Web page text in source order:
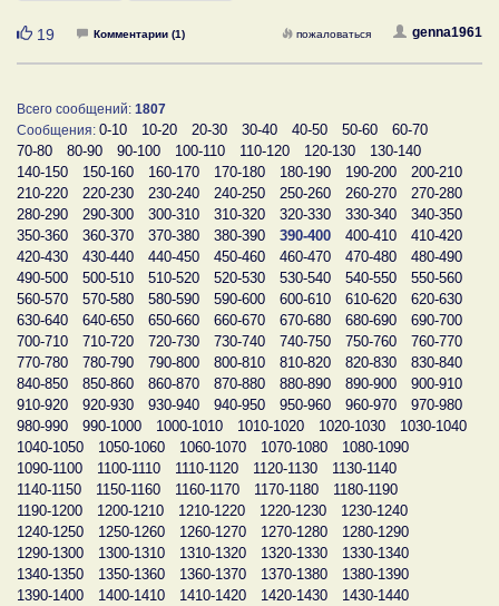
Нравится
19 Комментарии (1) genna1961
пожаловаться
Всего сообщений: 1807
Сообщения: 0-10 10-20 20-30 30-40 40-50 50-60
60-70
70-80
80-90 90-100 100-110 110-120 120-130
130-140
140-150
150-160 160-170 170-180 180-190 190-200
200-210
210-220
220-230 230-240 240-250 250-260 260-270
270-280
280-290
290-300 300-310 310-320 320-330 330-340
340-350
350-360
360-370 370-380 380-390 390-400 400-410
410-420
420-430
430-440 440-450 450-460 460-470 470-480
480-490
490-500
500-510 510-520 520-530 530-540 540-550
550-560
560-570
570-580 580-590 590-600 600-610 610-620
620-630
630-640
640-650 650-660 660-670 670-680 680-690
690-700
700-710
710-720 720-730 730-740 740-750 750-760
760-770
770-780
780-790 790-800 800-810 810-820 820-830
830-840
840-850
850-860 860-870 870-880 880-890 890-900
900-910
910-920
920-930 930-940 940-950 950-960 960-970
970-980
980-990
990-1000 1000-1010 1010-1020 1020-1030
1030-1040
1040-1050
1050-1060 1060-1070 1070-1080
1080-1090
1090-1100
1100-1110 1110-1120 1120-1130
1130-1140
1140-1150
1150-1160 1160-1170 1170-1180
1180-1190
1190-1200
1200-1210 1210-1220 1220-1230
1230-1240
1240-1250
1250-1260 1260-1270 1270-1280
1280-1290
1290-1300
1300-1310 1310-1320 1320-1330
1330-1340
1340-1350
1350-1360 1360-1370 1370-1380
1380-1390
1390-1400
1400-1410 1410-1420 1420-1430
1430-1440